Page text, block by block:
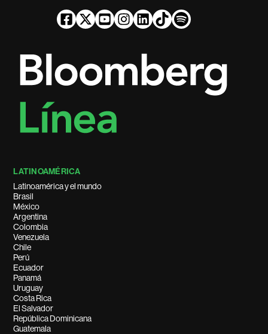
LATINOAMÉRICA
Latinoamérica y el mundo
Brasil
México
Argentina
Colombia
Venezuela
Chile
Perú
Ecuador
Panamá
Uruguay
Costa Rica
El Salvador
República Dominicana
Guatemala